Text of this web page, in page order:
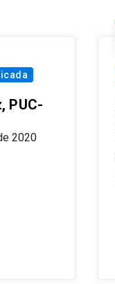
PUC-
2020